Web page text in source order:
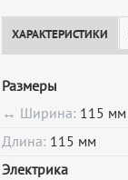
ХАРАКТЕРИСТИКИ
Размеры
↔ Ширина: 115 мм
Длина: 115 мм
Электрика